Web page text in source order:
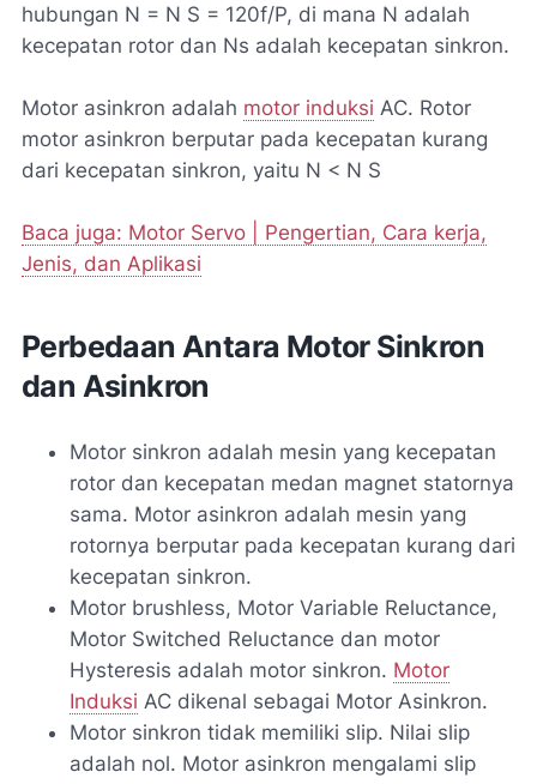
hubungan N = N S = 120f/P, di mana N adalah
kecepatan rotor dan Ns adalah kecepatan sinkron.
Motor asinkron adalah motor induksi AC. Rotor
motor asinkron berputar pada kecepatan kurang
dari kecepatan sinkron, yaitu N < N S
Baca juga: Motor Servo | Pengertian, Cara kerja,
Jenis, dan Aplikasi
Perbedaan Antara Motor Sinkron
dan Asinkron
Motor sinkron adalah mesin yang kecepatan
rotor dan kecepatan medan magnet statornya
sama. Motor asinkron adalah mesin yang
rotornya berputar pada kecepatan kurang dari
kecepatan sinkron.
Motor brushless, Motor Variable Reluctance,
Motor Switched Reluctance dan motor
Hysteresis adalah motor sinkron. Motor
Induksi AC dikenal sebagai Motor Asinkron.
Motor sinkron tidak memiliki slip. Nilai slip
adalah nol. Motor asinkron mengalami slip